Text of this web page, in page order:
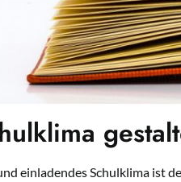
einladendes Schulklima ist